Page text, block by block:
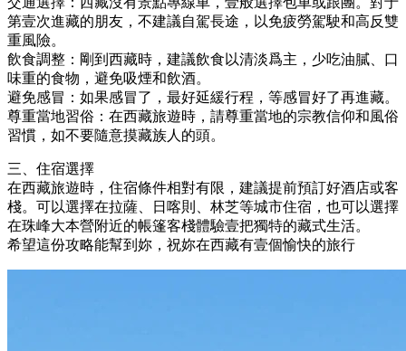
第壹次進藏的朋友，不建議自駕長途，以免疲勞駕駛和高反雙
重風險。
飲食調整：剛到西藏時，建議飲食以清淡爲主，少吃油膩、口
味重的食物，避免吸煙和飲酒。
避免感冒：如果感冒了，最好延緩行程，等感冒好了再進藏。
尊重當地習俗：在西藏旅遊時，請尊重當地的宗教信仰和風俗
習慣，如不要隨意摸藏族人的頭。
三、住宿選擇
在西藏旅遊時，住宿條件相對有限，建議提前預訂好酒店或客
棧。可以選擇在拉薩、日喀則、林芝等城市住宿，也可以選擇
在珠峰大本營附近的帳篷客棧體驗壹把獨特的藏式生活。
希望這份攻略能幫到妳，祝妳在西藏有壹個愉快的旅行